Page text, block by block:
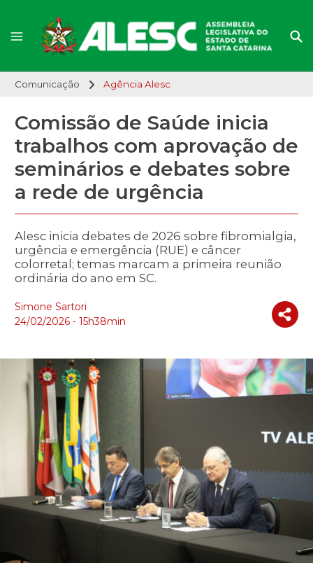
Comunicação Agência Alesc
Comissão de Saúde inicia
trabalhos com aprovação de
seminários e debates sobre
a rede de urgência
Alesc inicia debates de 2026 sobre fibromialgia,
urgência e emergência (RUE) e câncer
colorretal; temas marcam a primeira reunião
ordinária do ano em SC.
Simone Sartori
24/02/2026 - 15h38min